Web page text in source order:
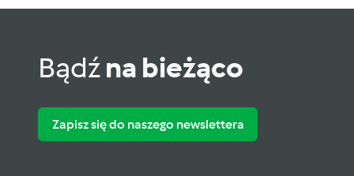
Bądźna bieżąco
Zapisz się do naszego newslettera